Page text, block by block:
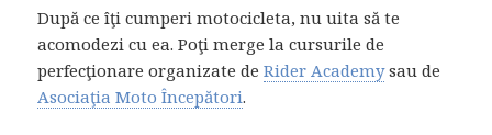
După ce îţi cumperi motocicleta, nu uita să te
acomodezi cu ea. Poţi merge la cursurile de
perfecţionare organizate deRider Academysau de
Asociaţia Moto Începători.